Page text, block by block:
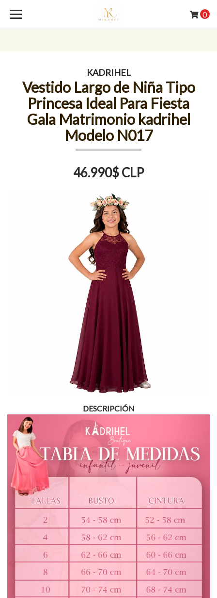
0
KADRIHEL
Vestido Largo de Niña Tipo
Princesa Ideal Para Fiesta
Gala Matrimonio kadrihel
Modelo N017
46.990$ CLP
DESCRIPCIÓN